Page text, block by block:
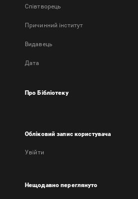
Співтворець
Причинний інститут
Видавець
Дата
Про Бібліотеку
Обліковий запис користувача
Увійти
Нещодавно переглянуто